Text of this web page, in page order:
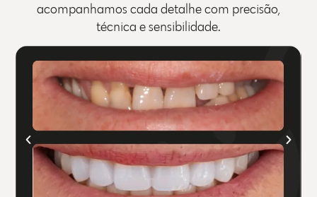
acompanhamos cada detalhe com precisão,
técnica e sensibilidade.